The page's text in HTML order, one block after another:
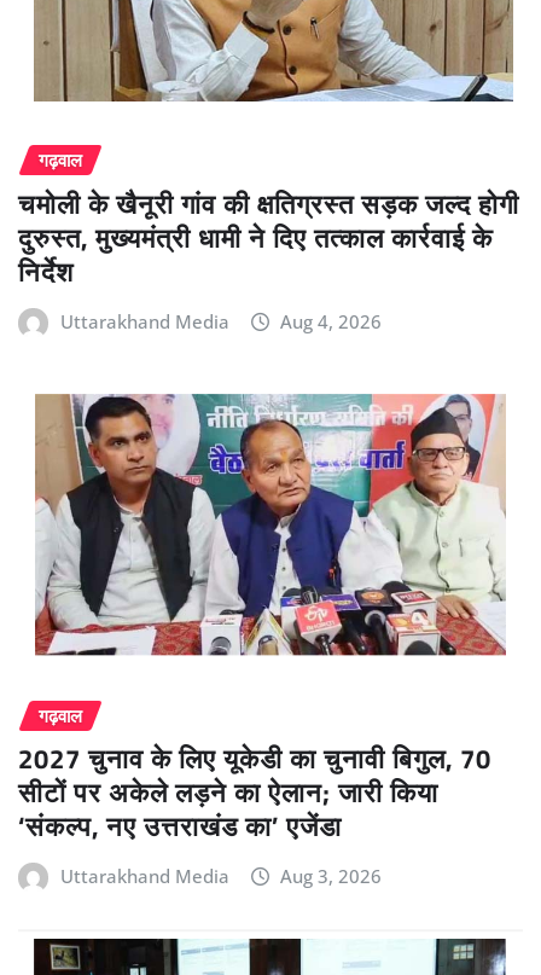
गढ़वाल
चमोली के खैनूरी गांव की क्षतिग्रस्त सड़क जल्द होगी
दुरुस्त, मुख्यमंत्री धामी ने दिए तत्काल कार्रवाई के
निर्देश
Uttarakhand Media Aug 4, 2026
गढ़वाल
2027 चुनाव के लिए यूकेडी का चुनावी बिगुल, 70
सीटों पर अकेले लड़ने का ऐलान; जारी किया
‘संकल्प, नए उत्तराखंड का’ एजेंडा
Uttarakhand Media Aug 3, 2026